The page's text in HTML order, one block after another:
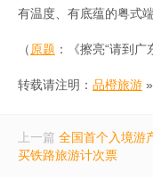
有温度、有底蕴的粤式
（原题 ：《擦亮“请到广
转载请注明： 品橙旅游 »
上一篇 全国首个入境游
买铁路旅游计次票